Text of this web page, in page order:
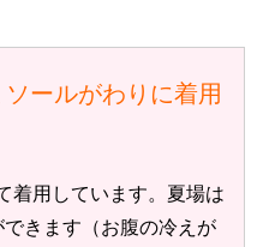
ールがわりに着用
着用しています。夏場は
きます（お腹の冷えが